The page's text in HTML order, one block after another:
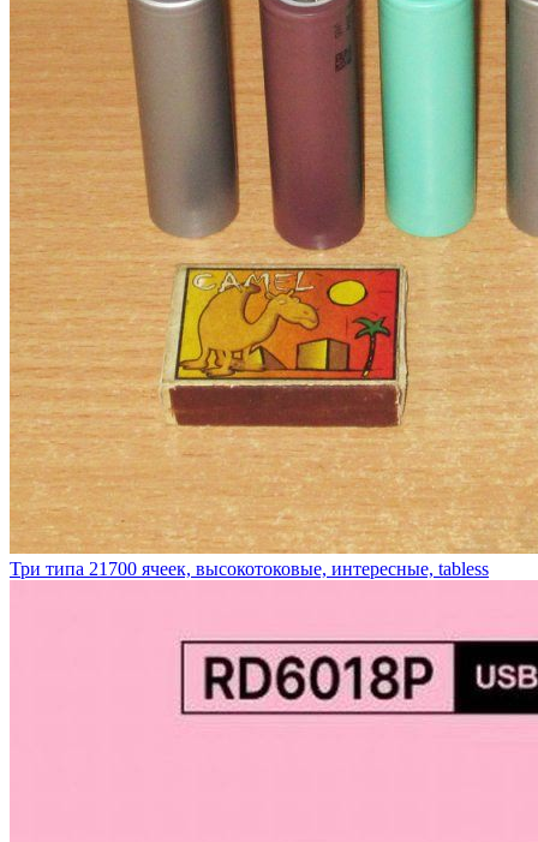
Три типа 21700 ячеек, высокотоковые, интересные, tabless